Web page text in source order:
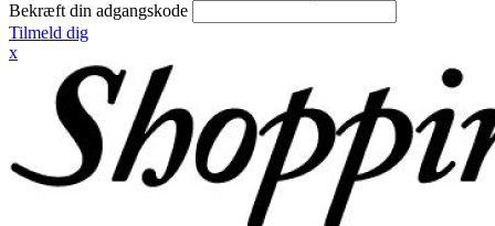
Bekræft din adgangskode
Tilmeld dig
x